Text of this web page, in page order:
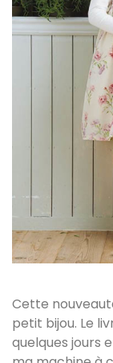
Cette
petit bijou. Le
quelques jours